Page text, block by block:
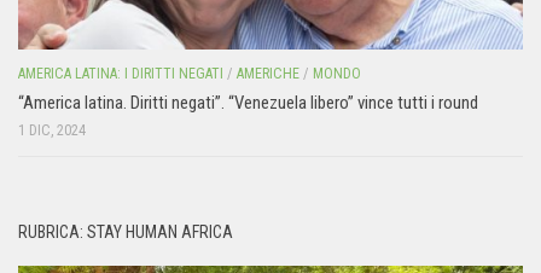
AMERICA LATINA: I DIRITTI NEGATI / AMERICHE / MONDO
“America latina. Diritti negati”. “Venezuela libero” vince tutti i round
1 DIC, 2024
RUBRICA: STAY HUMAN AFRICA